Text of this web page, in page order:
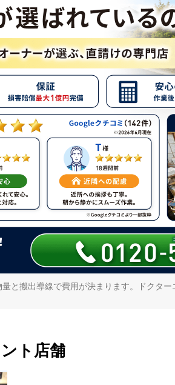
と搬出導線で費用が決まります。ドクター
ト店舗